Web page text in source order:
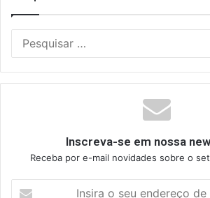
Inscreva-se em nossa
Receba por e-mail novidades sobre o